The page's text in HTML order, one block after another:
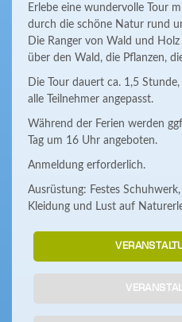
Erlebe eine wundervolle Tour
durch die schöne Natur rund
Die Ranger von Wald und
über den Wald, die Pflanzen,
Die Tour dauert ca. 1,5
alle Teilnehmer angepasst.
Während der Ferien werden
Tag um 16 Uhr angeboten.
Anmeldung erforderlich.
Ausrüstung: Festes
Kleidung und Lust auf